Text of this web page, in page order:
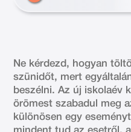
Ne kérdezd, hogyan
szünidőt, mert
beszélni. Az új iskolaév
örömest szabadul meg
különösen egy